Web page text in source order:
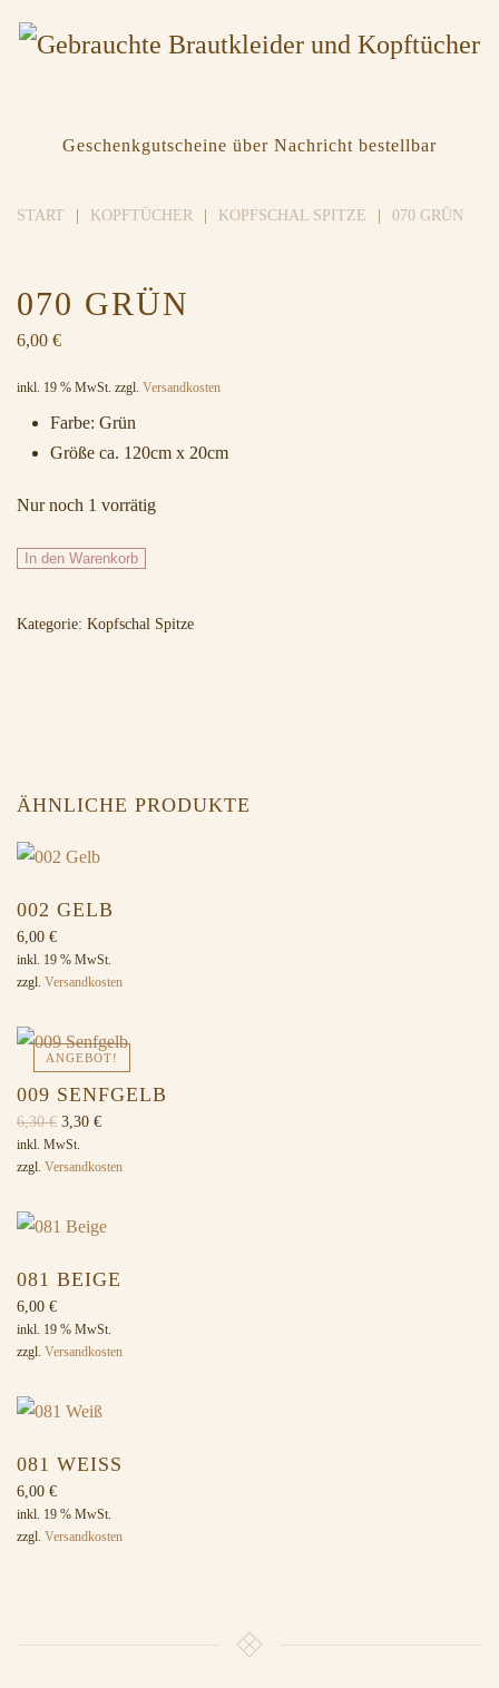
Geschenkgutscheine über Nachricht bestellbar
START KOPFTÜCHER KOPFSCHAL SPITZE 070 GRÜN
070 GRÜN
6,00 €
inkl. 19 % MwSt. zzgl. Versandkosten
Farbe: Grün
Größe ca. 120cm x 20cm
Nur noch 1 vorrätig
070
Menge
In den Warenkorb
Kategorie: Kopfschal Spitze
ÄHNLICHE PRODUKTE
002 GELB
6,00 €
inkl. 19 % MwSt.
zzgl. Versandkosten
ANGEBOT!
009 SENFGELB
6,30€ Ursprünglicher
Preis
war:
3,30 €Aktueller
ist:
inkl. MwSt.
zzgl. Versandkosten
081 BEIGE
6,00 €
inkl. 19 % MwSt.
zzgl. Versandkosten
081 WEISS
6,00 €
inkl. 19 % MwSt.
zzgl. Versandkosten